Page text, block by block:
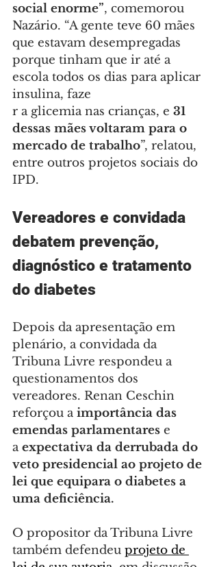
social enorme”, comemorou
Nazário. “A gente teve 60 mães
que estavam desempregadas
porque tinham que ir até a
escola todos os dias para aplicar
insulina, faze
r a glicemia nas crianças, e 31
dessas mães voltaram para o
mercado de trabalho”, relatou,
entre outros projetos sociais do
IPD.
Vereadores e convidada
debatem prevenção,
diagnóstico e tratamento
do diabetes
Depois da apresentação em
plenário, a convidada da
Tribuna Livre respondeu a
questionamentos dos
vereadores. Renan Ceschin
reforçou a importância das
emendas parlamentares e
a expectativa da derrubada do
veto presidencial ao projeto de
lei que equipara o diabetes a
uma deficiência.
O propositor da Tribuna Livre
também defendeu projeto de